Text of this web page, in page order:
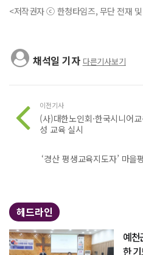
<저작권자 ⓒ 한청타임즈, 무단 전재
채석일 기자 다른기사보기
이전기사
(사)대한노인회·한국시니어
성 교육 실시
‘경산 평생교육지도자’ 마
헤드라인
예천
한